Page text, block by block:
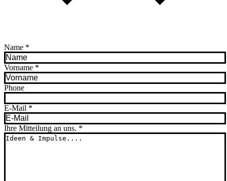
Name *
Vorname *
Phone
E-Mail *
Ihre Mitteilung an uns. *